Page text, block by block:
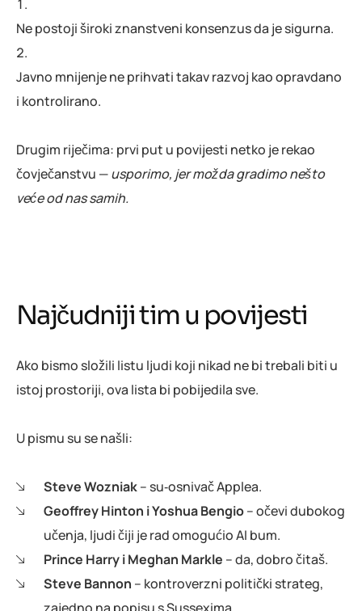
Ne postoji široki znanstveni konsenzus da je sigurna.
Javno mnijenje ne prihvati takav razvoj kao opravdano
i kontrolirano.
Drugim riječima: prvi put u povijesti netko je rekao
čovječanstvu —usporimo, jer možda gradimo nešto
veće od nas samih.
Najčudniji tim u povijesti
Ako bismo složili listu ljudi koji nikad ne bi trebali biti u
istoj prostoriji, ova lista bi pobijedila sve.
U pismu su se našli:
Steve Wozniak– su‑osnivač Applea.
Geoffrey Hinton i Yoshua Bengio– očevi dubokog
učenja, ljudi čiji je rad omogućio AI bum.
Prince Harry i Meghan Markle – da, dobro čitaš.
Steve Bannon – kontroverzni politički strateg,